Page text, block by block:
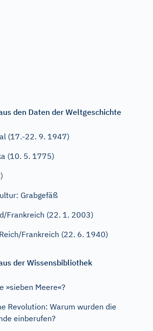
den Daten der Weltgeschichte
(17.-22. 9. 1947)
(10. 5. 1775)
Grabgefäß
Frankreich (22. 1. 2003)
Frankreich (22. 6. 1940)
der Wissensbibliothek
»sieben Meere«?
Revolution: Warum wurden die
einberufen?